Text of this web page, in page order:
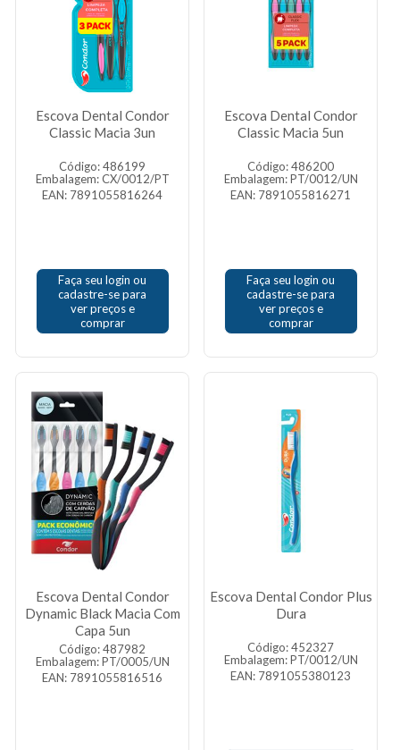
Escova Dental Condor
Classic Macia 3un
Código: 486199
Embalagem: CX/0012/PT
EAN: 7891055816264
Faça seu login ou
cadastre-se para
ver preços e
comprar
Escova Dental Condor
Classic Macia 5un
Código: 486200
Embalagem: PT/0012/UN
EAN: 7891055816271
Faça seu login ou
cadastre-se para
ver preços e
comprar
Escova Dental Condor
Dynamic Black Macia Com
Capa 5un
Código: 487982
Embalagem: PT/0005/UN
EAN: 7891055816516
Escova Dental Condor Plus
Dura
Código: 452327
Embalagem: PT/0012/UN
EAN: 7891055380123